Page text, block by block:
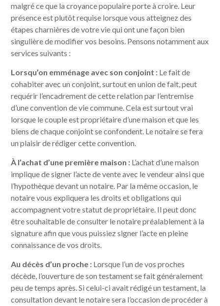
malgré ce que la croyance populaire porte à croire. Leur
présence est plutôt requise lorsque vous atteignez des
étapes charnières de votre vie qui ont une façon bien
singulière de modifier vos besoins. Pensons notamment aux
services suivants :
Lorsqu’on emménage avec son conjoint : Le fait de
cohabiter avec un conjoint, surtout en union de fait, peut
requérir l’encadrement de cette relation par l’entremise
d’une convention de vie commune. Cela est surtout vrai
lorsque le couple est propriétaire d’une maison et que les
biens de chaque conjoint se confondent. Le notaire se fera
un plaisir de rédiger cette convention.
À l’achat d’une première maison : L’achat d’une maison
implique de signer l’acte de vente avec le vendeur ainsi que
l’hypothèque devant un notaire. Par la même occasion, le
notaire vous expliquera les droits et obligations qui
accompagnent votre statut de propriétaire. Il peut donc
être souhaitable de consulter le notaire préalablement à la
signature afin que vous puissiez signer l’acte en pleine
connaissance de vos droits.
Au décès d’un proche : Lorsque l’un de vos proches
décède, l’ouverture de son testament se fait généralement
peu de temps après. Si celui-ci avait rédigé un testament, la
consultation devant le notaire sera l’occasion de procéder à